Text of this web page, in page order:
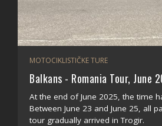
MOTOCIKLISTIČKE TURE
Balkans - Romania Tour, June
At the end of June 2025, the time
Between June 23 and June 25, all
tour gradually arrived in Trogir.